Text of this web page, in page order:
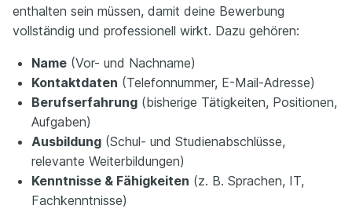
enthalten sein müssen, damit deine Bewerbung
vollständig und professionell wirkt. Dazu gehören:
Name (Vor- und Nachname)
Kontaktdaten (Telefonnummer, E-Mail-Adresse)
Berufserfahrung (bisherige Tätigkeiten, Positionen,
Aufgaben)
Ausbildung (Schul- und Studienabschlüsse,
relevante Weiterbildungen)
Kenntnisse & Fähigkeiten (z. B. Sprachen, IT,
Fachkenntnisse)